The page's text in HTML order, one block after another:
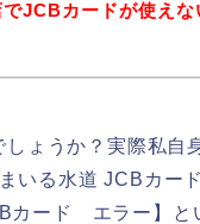
JCBカードが使えな
ょうか？実際私自
いる水道 JCBカ
ード エラー】と